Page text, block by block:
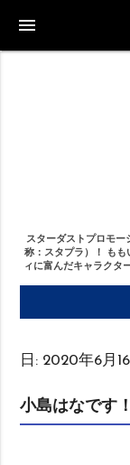
menu
スターダストプロモー
称：スタプラ）！
もも
ィに富んだキャラクタ
日: 2020年6月16
小島はなです！